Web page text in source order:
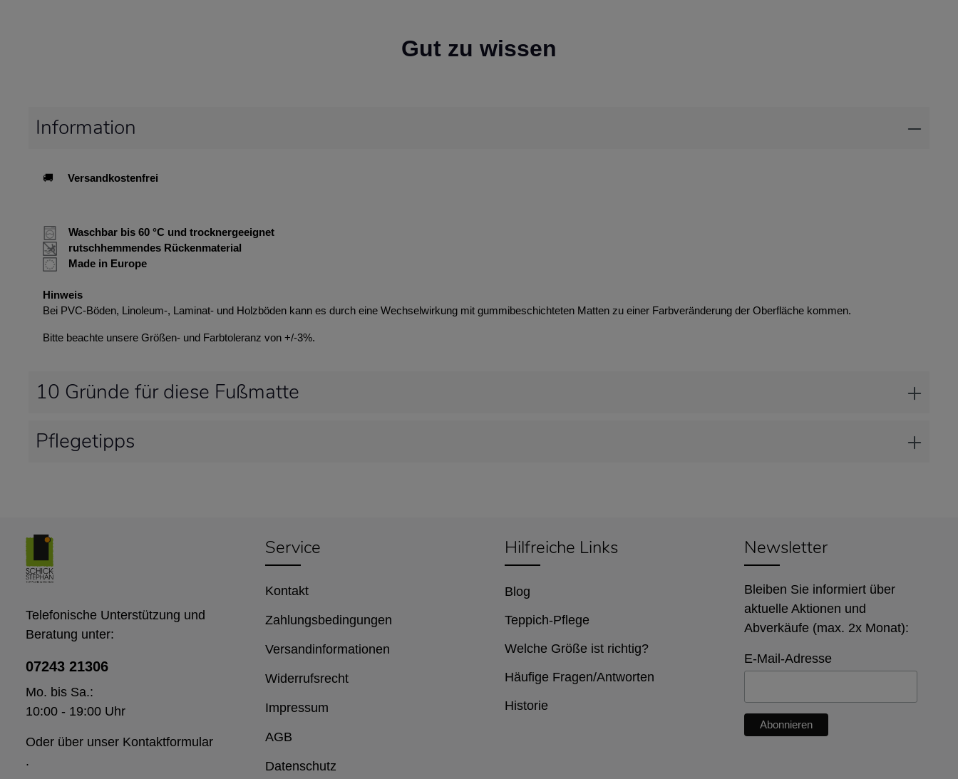
Gut zu wissen
Information
🚚 Versandkostenfrei
Waschbar bis 60 °C und trocknergeeignet
rutschhemmendes Rückenmaterial
Made in Europe
Hinweis
Bei PVC-Böden, Linoleum-, Laminat- und Holzböden kann es durch eine Wechselwirkung mit gummibeschichteten Matten zu einer Farbveränderung der Oberfläche kommen.
Bitte beachte unsere Größen- und Farbtoleranz von +/-3%.
10 Gründe für diese Fußmatte
Pflegetipps
Service
Kontakt
Zahlungsbedingungen
Versandinformationen
Widerrufsrecht
Impressum
AGB
Datenschutz
Newsletter
Bleiben Sie informiert über
aktuelle Aktionen und
Abverkäufe (max. 2x Monat):
E-Mail-Adresse
Telefonische Unterstützung und
Beratung unter:
07243 21306
Mo. bis Sa.:
10:00 - 19:00 Uhr
Oder über unser Kontaktformular
.
Hilfreiche Links
Blog
Teppich-Pflege
Welche Größe ist richtig?
Häufige Fragen/Antworten
Historie